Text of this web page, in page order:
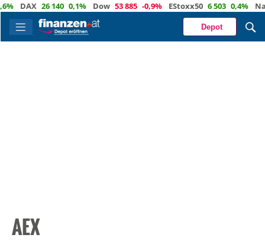
DAX 26 140 0,1% Dow 53 885 -0,9% EStoxx50 6 503 0,4%
Depot
AEX